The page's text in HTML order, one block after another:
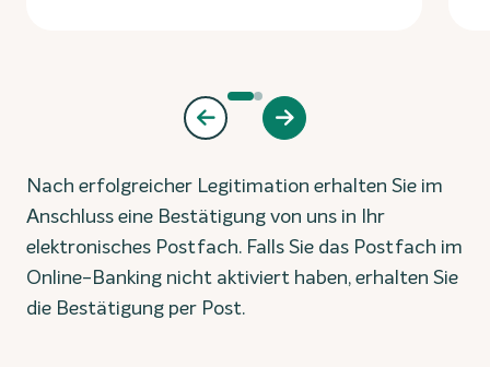
Nach erfolgreicher Legitimation erhalten Sie im
Anschluss eine Bestätigung von uns in Ihr
elektronisches Postfach. Falls Sie das Postfach im
Online-Banking nicht aktiviert haben, erhalten Sie
die Bestätigung per Post.